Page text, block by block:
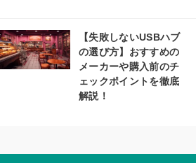
【失敗しないUSBハブ
の選び方】おすすめの
メーカーや購入前のチ
ェックポイントを徹底
解説！